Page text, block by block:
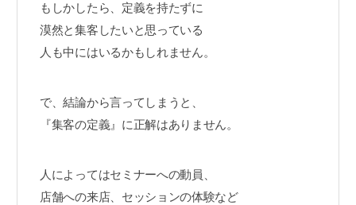
もしかしたら、定義を持たずに
漠然と集客したいと思っている
人も中にはいるかもしれません。
で、結論から言ってしまうと、
『集客の定義』に正解はありません。
人によってはセミナーへの動員、
店舗への来店、セッションの体験など